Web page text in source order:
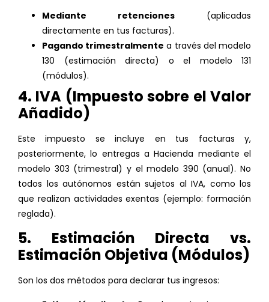
Mediante retenciones (aplicadas
directamente en tus facturas).
Pagando trimestralmente a través del modelo
130 (estimación directa) o el modelo 131
(módulos).
4. IVA (Impuesto sobre el Valor
Añadido)
Este impuesto se incluye en tus facturas y,
posteriormente, lo entregas a Hacienda mediante el
modelo 303 (trimestral) y el modelo 390 (anual). No
todos los autónomos están sujetos al IVA, como los
que realizan actividades exentas (ejemplo: formación
reglada).
5. Estimación Directa vs.
Estimación Objetiva (Módulos)
Son los dos métodos para declarar tus ingresos: